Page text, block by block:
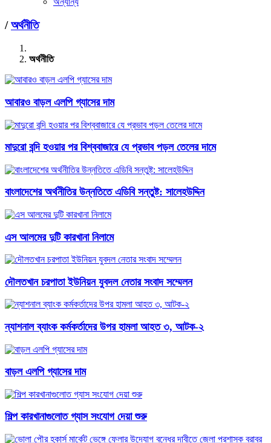
/অর্থনীতি
অর্থনীতি
আবারও বাড়ল এলপি গ্যাসের দাম
মাদুরো বন্দি হওয়ার পর বিশ্ববাজারে যে প্রভাব পড়ল তেলের দামে
বাংলাদেশের অর্থনীতির উন্নতিতে এডিবি সন্তুষ্ট: সালেহউদ্দিন
এস আলমের দুটি কারখানা নিলামে
দৌলতখান চরপাতা ইউনিয়ন যুবদল নেতার সংবাদ সম্মেলন
ন্যাশনাল ব্যাংক কর্মকর্তাদের উপর হামলা আহত ৩, আটক-২
বাড়ল এলপি গ্যাসের দাম
শিল্প কারখানাগুলোত গ্যাস সংযোগ দেয়া শুরু